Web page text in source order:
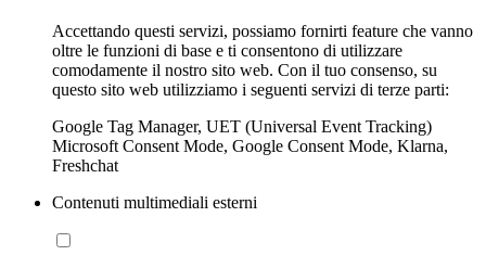
Accettando questi servizi, possiamo fornirti feature che vanno
oltre le funzioni di base e ti consentono di utilizzare
comodamente il nostro sito web. Con il tuo consenso, su
questo sito web utilizziamo i seguenti servizi di terze parti:
Google Tag Manager, UET (Universal Event Tracking)
Microsoft Consent Mode, Google Consent Mode, Klarna,
Freshchat
Contenuti multimediali esterni